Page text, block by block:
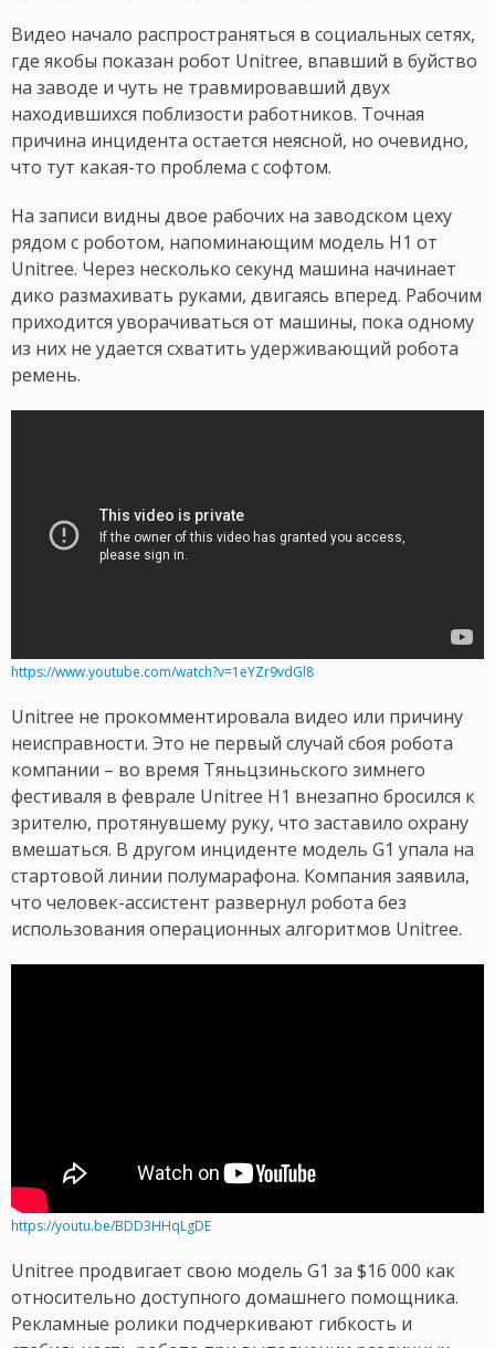
Видео начало распространяться в социальных сетях,
где якобы показан робот Unitree, впавший в буйство
на заводе и чуть не травмировавший двух
находившихся поблизости работников. Точная
причина инцидента остается неясной, но очевидно,
что тут какая-то проблема с софтом.
На записи видны двое рабочих на заводском цеху
рядом с роботом, напоминающим модель H1 от
Unitree. Через несколько секунд машина начинает
дико размахивать руками, двигаясь вперед. Рабочим
приходится уворачиваться от машины, пока одному
из них не удается схватить удерживающий робота
ремень.
https://www.youtube.com/watch?v=1eYZr9vdGl8
Unitree не прокомментировала видео или причину
неисправности. Это не первый случай сбоя робота
компании – во время Тяньцзиньского зимнего
фестиваля в феврале Unitree H1 внезапно бросился к
зрителю, протянувшему руку, что заставило охрану
вмешаться. В другом инциденте модель G1 упала на
стартовой линии полумарафона. Компания заявила,
что человек-ассистент развернул робота без
использования операционных алгоритмов Unitree.
https://youtu.be/BDD3HHqLgDE
Unitree продвигает свою модель G1 за $16 000 как
относительно доступного домашнего помощника.
Рекламные ролики подчеркивают гибкость и